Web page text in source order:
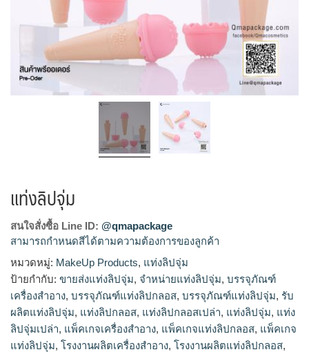
แท่งลิปจุ่ม
สนใจสั่งซื้อ Line ID: @qmapackage
สามารถกำหนดสีได้ตามความต้องการของลูกค้า
โรงงานแท่งลิปจุ่ม,รับผลิตแท่งลิปจุ่ม,ขายส่งแท่งลิปจุ่ม,จำหน่าย
แท่งลิปจุ่ม
หมวดหมู่: MakeUp Products, แท่งลิปจุ่ม
ป้ายกำกับ: ขายส่งแท่งลิปจุ่ม, จำหน่ายแท่งลิปจุ่ม, บรรจุภัณฑ์
เครื่องสำอาง, บรรจุภัณฑ์แท่งลิปกลอส, บรรจุภัณฑ์แท่งลิปจุ่ม, รับ
ผลิตแท่งลิปจุ่ม, แท่งลิปกลอส, แท่งลิปกลอสเปล่า, แท่งลิปจุ่ม, แท่ง
ลิปจุ่มเปล่า, แพ็คเกจเครื่องสำอาง, แพ็คเกจแท่งลิปกลอส, แพ็คเกจ
แท่งลิปจุ่ม, โรงงานผลิตเครื่องสำอาง, โรงงานผลิตแท่งลิปกลอส,